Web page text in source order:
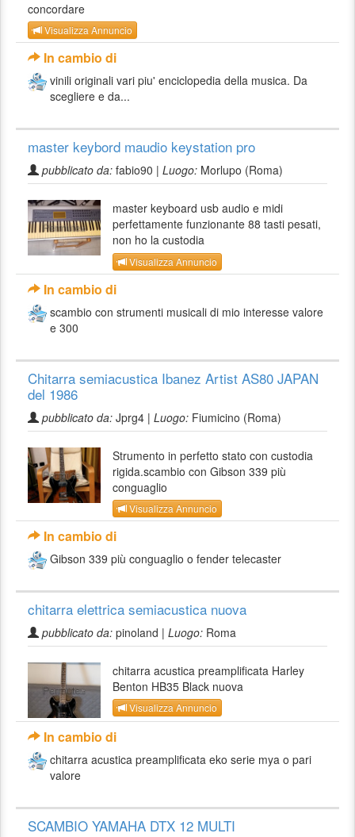
concordare
Visualizza Annuncio
In cambio di
vinili originali vari piu' enciclopedia della musica. Da
scegliere e da...
master keybord maudio keystation pro
pubblicato da: fabio90 | Luogo: Morlupo (Roma)
master keyboard usb audio e midi
perfettamente funzionante 88 tasti pesati,
non ho la custodia
Visualizza Annuncio
In cambio di
scambio con strumenti musicali di mio interesse valore
e 300
Chitarra semiacustica Ibanez Artist AS80 JAPAN
del 1986
pubblicato da: Jprg4 | Luogo: Fiumicino (Roma)
Strumento in perfetto stato con custodia
rigida.scambio con Gibson 339 più
conguaglio
Visualizza Annuncio
In cambio di
Gibson 339 più conguaglio o fender telecaster
chitarra elettrica semiacustica nuova
pubblicato da: pinoland | Luogo: Roma
chitarra acustica preamplificata Harley
Benton HB35 Black nuova
Visualizza Annuncio
In cambio di
chitarra acustica preamplificata eko serie mya o pari
valore
SCAMBIO YAMAHA DTX 12 MULTI